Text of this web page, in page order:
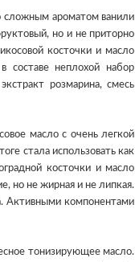
сложным ароматом ванили
но и не приторно
косточки и масло
неплохой набор
розмарина, смесь
масло с очень легкой
стала использовать как
косточки и масло
но не жирная и не липкая.
Активными компонентами
тонизирующее масло.